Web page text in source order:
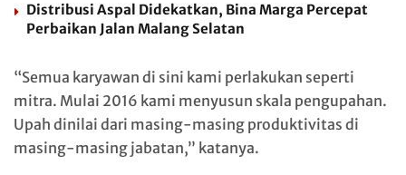
Distribusi Aspal Didekatkan, Bina Marga Percepat
Perbaikan Jalan Malang Selatan
“Semua karyawan di sini kami perlakukan seperti
mitra. Mulai 2016 kami menyusun skala pengupahan.
Upah dinilai dari masing-masing produktivitas di
masing-masing jabatan,” katanya.